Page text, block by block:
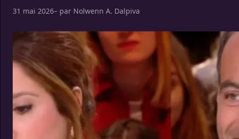
31 mai 2026– par Nolwenn A. Dalpiva